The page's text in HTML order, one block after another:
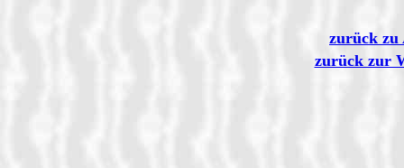
zurück
zurück zur